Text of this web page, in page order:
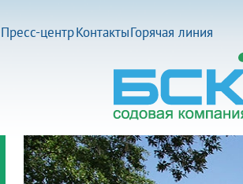
Пресс-центрКонтактыГорячая линия